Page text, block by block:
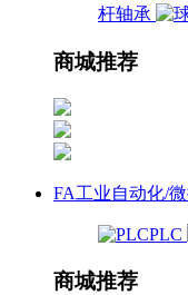
杆轴承
商城推荐
FA工业自动化/
PLC
商城推荐